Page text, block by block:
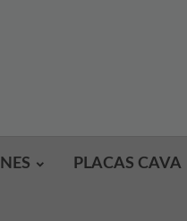
PLACAS CAVA